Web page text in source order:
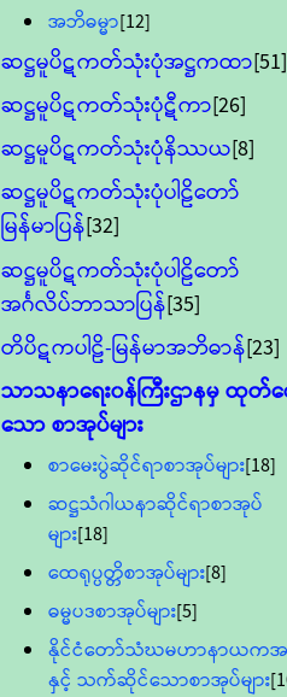
အဘိဓမ္မာ[12]
ဆဋ္ဌမူပိဋကတ်သုံးပုံအဋ္ဌကထာ[51]
ဆဋ္ဌမူပိဋကတ်သုံးပုံဋီကာ[26]
ဆဋ္ဌမူပိဋကတ်သုံးပုံနိဿယ[8]
ဆဋ္ဌမူပိဋကတ်သုံးပုံပါဠိတော်
မြန်မာပြန်[32]
ဆဋ္ဌမူပိဋကတ်သုံးပုံပါဠိတော်
အင်္ဂလိပ်ဘာသာပြန်[35]
တိပိဋကပါဠိ-မြန်မာအဘိဓာန်[23]
သာသနာရေး၀န်ကြီးဌာနမှ ထုတ်
သော စာအုပ်များ
စာမေးပွဲဆိုင်ရာစာအုပ်များ[18]
ဆဋ္ဌသံဂါယနာဆိုင်ရာစာအုပ်
များ[18]
ထေရုပ္ပတ္တိစာအုပ်များ[8]
ဓမ္မပဒစာအုပ်များ[5]
နိုင်ငံတော်သံဃမဟာနာယက
နှင့် သက်ဆိုင်သောစာအုပ်များ